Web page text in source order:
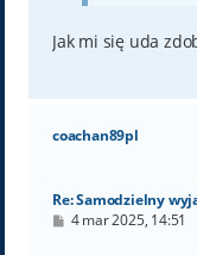
Jak mi się uda
coachan89pl
Re: Samodzielny
P4 mar 2025, 14:51